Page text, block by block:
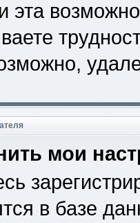
эта
мои
в базе